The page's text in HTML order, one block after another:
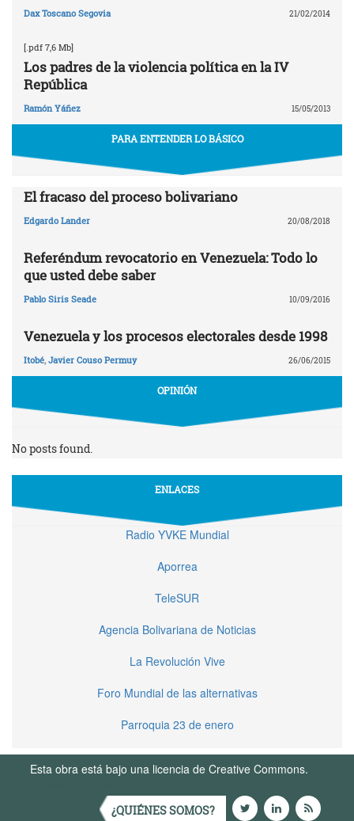
Dax Toscano Segovia 21/02/2014
[.pdf 7,6 Mb]
Los padres de la violencia política en la IV
República
Ramón Yáñez 15/05/2013
PARA ENTENDER LO BÁSICO
El fracaso del proceso bolivariano
Edgardo Lander 20/08/2018
Referéndum revocatorio en Venezuela: Todo lo
que usted debe saber
Pablo Siris Seade 10/09/2016
Venezuela y los procesos electorales desde 1998
Itobé, Javier Couso Permuy 26/06/2015
OPINIÓN
No posts found.
ENLACES
Radio YVKE Mundial
Aporrea
TeleSUR
Agencia Bolivariana de Noticias
La Revolución Vive
Foro Mundial de las alternativas
Parroquia 23 de enero
Esta obra está bajo una licencia de Creative Commons.
¿QUIÉNES SOMOS?